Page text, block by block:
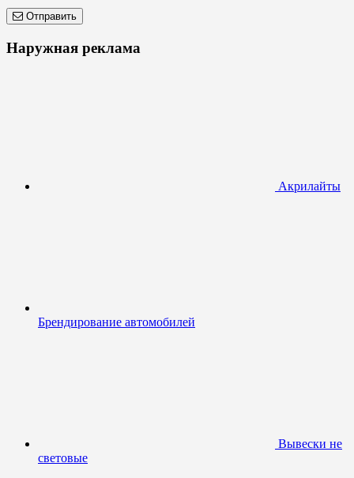
Отправить
Наружная реклама
Акрилайты
Брендирование автомобилей
Вывески не
световые